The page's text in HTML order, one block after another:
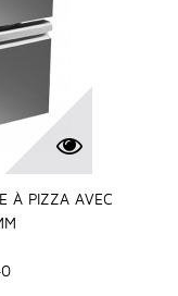
À PIZZA AVEC